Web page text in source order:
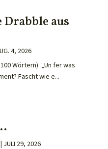
aus
4, 2026
Wörtern) „Un fer was
Fascht wie e...
| JULI 29, 2026